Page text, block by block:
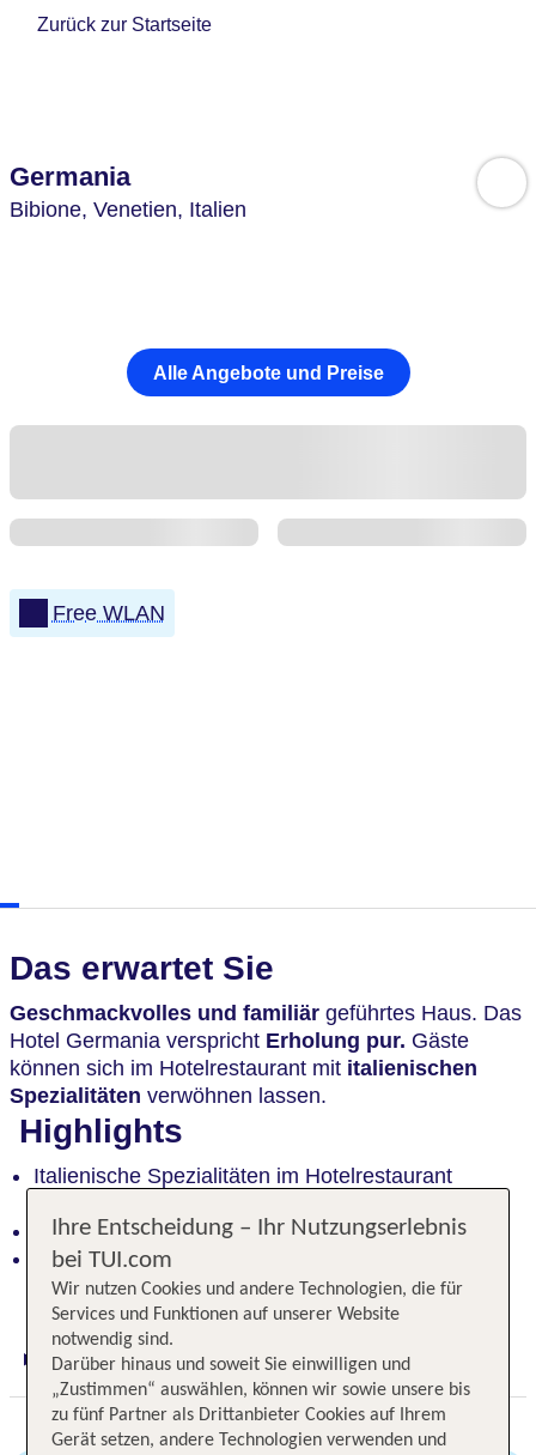
Zurück zur Startseite
Germania
Bibione, Venetien, Italien
Alle Angebote und Preise
Free WLAN
Das erwartet Sie
Geschmackvolles und familiär geführtes Haus. Das
Hotel Germania verspricht Erholung pur. Gäste
können sich im Hotelrestaurant mit italienischen
Spezialitäten verwöhnen lassen.
Highlights
Italienische Spezialitäten im Hotelrestaurant
Im lebhaften Zentrum von Bibione
Strandnähe, Thermalanlage und Luna Park in der
näheren Umgebung
Digitaler und telefonischer 24/7 TUI Service
Ihre Entscheidung – Ihr Nutzungserlebnis
bei TUI.com
Wir nutzen Cookies und andere Technologien, die für
Services und Funktionen auf unserer Website
notwendig sind.
Darüber hinaus und soweit Sie einwilligen und
„Zustimmen“ auswählen, können wir sowie unsere bis
zu fünf Partner als Drittanbieter Cookies auf Ihrem
Gerät setzen, andere Technologien verwenden und